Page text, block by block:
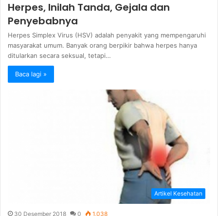
Herpes, Inilah Tanda, Gejala dan
Penyebabnya
Herpes Simplex Virus (HSV) adalah penyakit yang mempengaruhi
masyarakat umum. Banyak orang berpikir bahwa herpes hanya
ditularkan secara seksual, tetapi…
Baca lagi »
Artikel Kesehatan
30 Desember 2018 0 1,038